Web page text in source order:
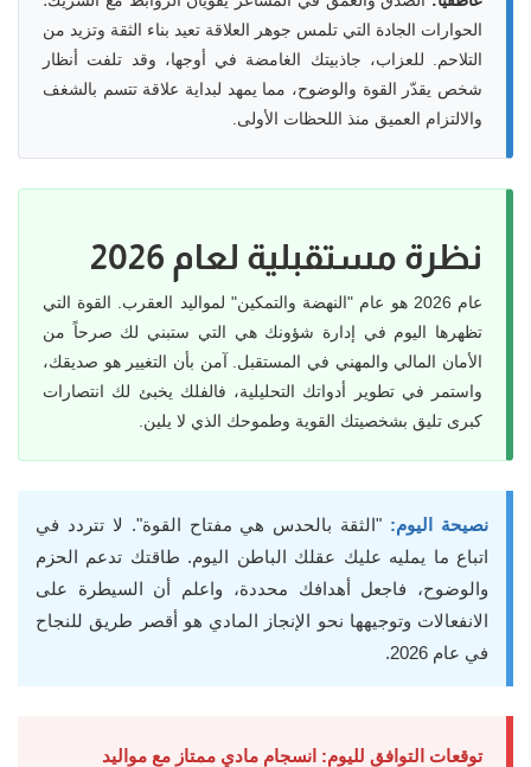
الحوارات الجادة التي تلمس جوهر العلاقة تعيد بناء الثقة وتزيد من
التلاحم. للعزاب، جاذبيتك الغامضة في أوجها، وقد تلفت أنظار
شخص يقدّر القوة والوضوح، مما يمهد لبداية علاقة تتسم بالشغف
والالتزام العميق منذ اللحظات الأولى.
نظرة مستقبلية لعام 2026
عام 2026 هو عام "النهضة والتمكين" لمواليد العقرب. القوة التي
تظهرها اليوم في إدارة شؤونك هي التي ستبني لك صرحاً من
الأمان المالي والمهني في المستقبل. آمن بأن التغيير هو صديقك،
واستمر في تطوير أدواتك التحليلية، فالفلك يخبئ لك انتصارات
كبرى تليق بشخصيتك القوية وطموحك الذي لا يلين.
نصيحة اليوم: "الثقة بالحدس هي مفتاح القوة". لا تتردد في
اتباع ما يمليه عليك عقلك الباطن اليوم. طاقتك تدعم الحزم
والوضوح، فاجعل أهدافك محددة، واعلم أن السيطرة على
الانفعالات وتوجيهها نحو الإنجاز المادي هو أقصر طريق للنجاح
في عام 2026.
توقعات التوافق لليوم: انسجام مادي ممتاز مع مواليد